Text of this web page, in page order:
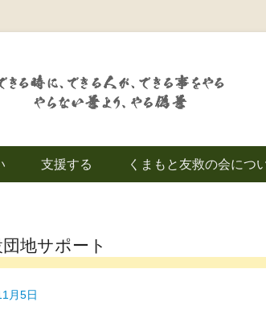
域の復興に
支援する くまもと友救の会につ
地サポート
月5日